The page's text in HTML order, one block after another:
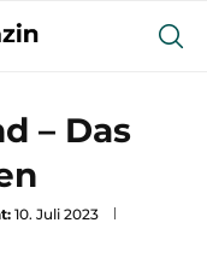
– Das
10. Juli 2023